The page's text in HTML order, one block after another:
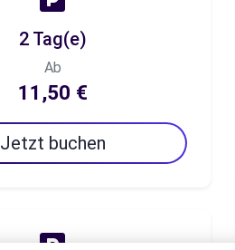
2 Tag(e)
Ab
11,50 €
Jetzt buchen